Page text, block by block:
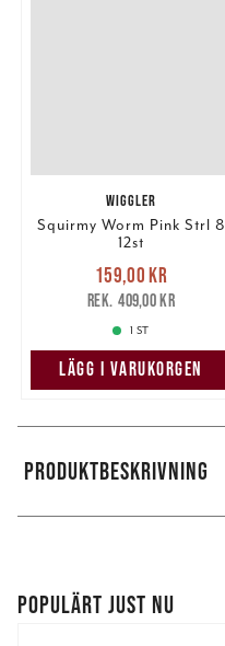
WIGGLER
Squirmy Worm Pink Strl 8
12st
Nuvarande pris
159,00 krTidigare pris
409,00 kr
159,00 kr
409,00 kr
1 ST
LÄGG I VARUKORGEN
PRODUKTBESKRIVNING
POPULÄRT JUST NU